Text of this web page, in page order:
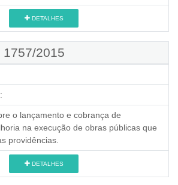
DETALHES
2015
o lançamento e cobrança de
na execução de obras públicas que
providências.
DETALHES